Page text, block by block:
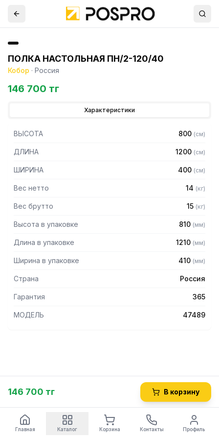
ПОЛКА НАСТОЛЬНАЯ ПН/2-120/40
Кобор · Россия
146 700 тг
Характеристики
ВЫСОТА 800 (см)
ДЛИНА 1200 (см)
ШИРИНА 400 (см)
Вес нетто 14 (кг)
Вес брутто 15 (кг)
Высота в упаковке 810 (мм)
Длина в упаковке 1210 (мм)
Ширина в упаковке 410 (мм)
Страна Россия
Гарантия 365
МОДЕЛЬ 47489
146 700 тг В корзину
Главная Каталог Корзина Контакты Профиль